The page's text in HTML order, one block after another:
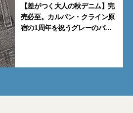
【差がつく大人の秋デニム】完
売必至。カルバン・クライン原
宿の1周年を祝うグレーのバ